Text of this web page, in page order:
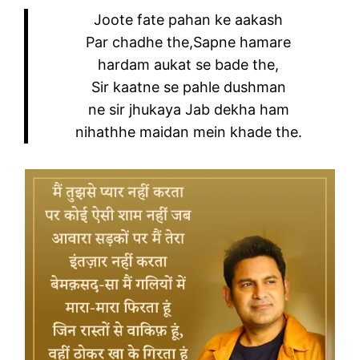
Joote fate pahan ke aakash
Par chadhe the,Sapne hamare
hardam aukat se bade the,
Sir kaatne se pahle dushman
ne sir jhukaya Jab dekha ham
nihathhe maidan mein khade the.